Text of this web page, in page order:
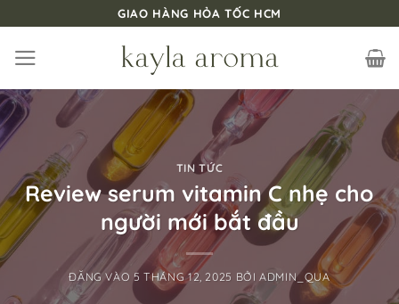
nội
dung
GIAO HÀNG HỎA TỐC HCM
TIN TỨC
Review serum vitamin C nhẹ cho
người mới bắt đầu
ĐĂNG VÀO 5 THÁNG 12, 2025 BỞIADMIN_QUA